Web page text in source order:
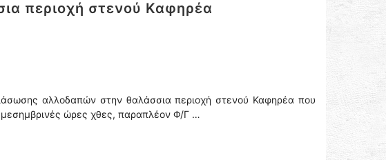
περιοχή στενού Καφηρέα
αλλοδαπών στην θαλάσσια περιοχή στενού Καφηρέα που
μεσημβρινές ώρες χθες, παραπλέον Φ/Γ …